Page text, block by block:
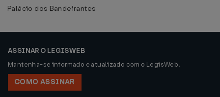
Palácio dos Bandeirantes
ASSINAR O LEGISWEB
Mantenha-se informado e atualizado com o LegisWeb.
COMO ASSINAR